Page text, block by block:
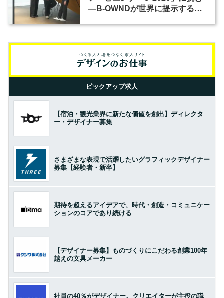
―B-OWNDが世界に提示する美
ピックアップ求人
【宿泊・観光業界に新たな価値を創出】ディレクタ
ー・デザイナー募集
さまざまな表現で活躍したいグラフィックデザイナー
募集【経験者・新卒】
期待を超えるアイデアで、時代・創造・コミュニケー
ションのコアであり続ける
【デザイナー募集】ものづくりにこだわる創業100年
越えの文具メーカー
社員の40％がデザイナー。クリエイターが主役の職